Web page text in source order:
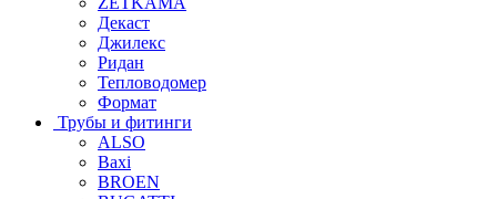
Декаст
Джилекс
Ридан
Тепловодомер
Формат
Трубы и фитинги
ALSO
Baxi
BROEN